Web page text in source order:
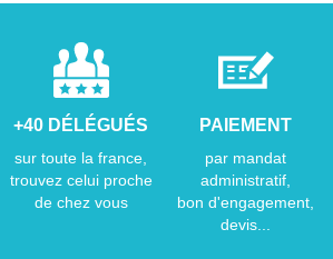
+40 DÉLÉGUÉS
sur toute la france,
trouvez celui proche
de chez vous
PAIEMENT
par mandat
administratif,
bon d'engagement,
devis...